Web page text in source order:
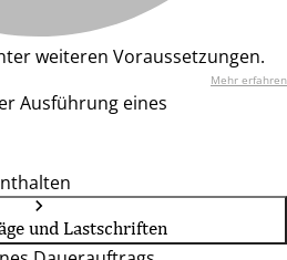
weiteren Voraussetzungen.
Mehr erfahren
Ausführung eines
und Lastschriften